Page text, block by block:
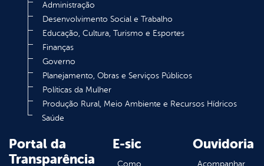
Administração
Desenvolvimento Social e Trabalho
Educação, Cultura, Turismo e Esportes
Finanças
Governo
Planejamento, Obras e Serviços Públicos
Políticas da Mulher
Produção Rural, Meio Ambiente e Recursos Hídricos
Saúde
Portal da
Transparência
E-sic
Como
Ouvidoria
Acompanhar